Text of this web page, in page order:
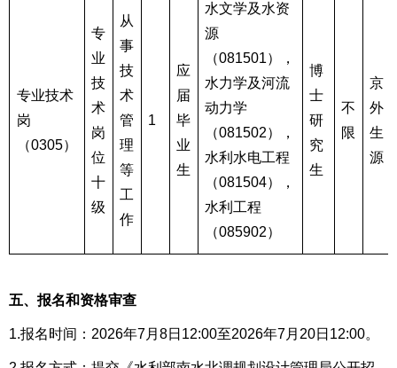
专业技术
岗
（0305）
专
业
技
术
岗
位
十
级
从
事
技
术
管
理
等
工
作
1
应
届
毕
业
生
水文学及水资
源
（081501），
水力学及河流
动力学
（081502），
水利水电工程
（081504），
水利工程
（085902）
博
士
研
究
生
不
限
京
外
生
源
五、报名和资格审查
1.报名时间：2026年7月 8日12:00至2026年7月 20日12:00。